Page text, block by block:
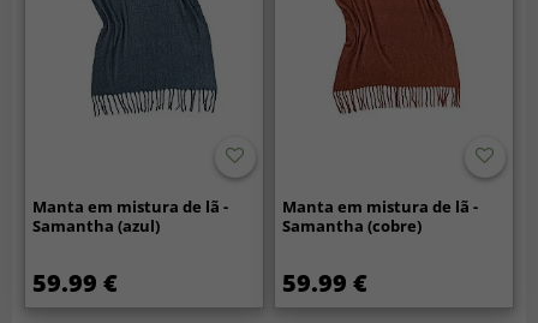
Manta em mistura de lã -
Samantha (azul)
59.99 €
Manta em mistura de lã -
Samantha (cobre)
59.99 €